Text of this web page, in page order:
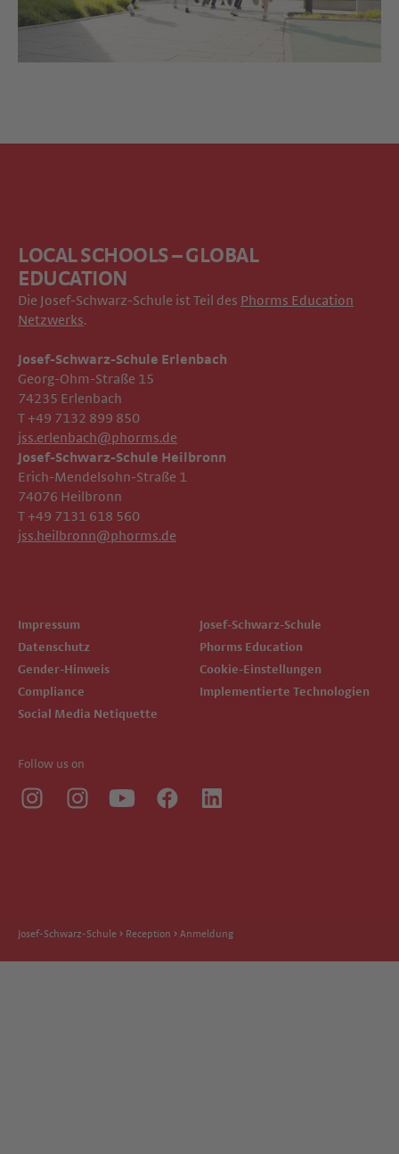
LOCAL SCHOOLS – GLOBAL
EDUCATION
Die Josef-Schwarz-Schule ist Teil des Phorms Education
Netzwerks.
Josef-Schwarz-Schule Erlenbach
Georg-Ohm-Straße 15
74235 Erlenbach
T +49 7132 899 850
jss.erlenbach@phorms.de
Impressum
Datenschutz
Gender-Hinweis
Compliance
Social Media Netiquette
Josef-Schwarz-Schule
Phorms Education
Cookie-Einstellungen
Implementierte Technologien
Josef-Schwarz-Schule Heilbronn
Erich-Mendelsohn-Straße 1
74076 Heilbronn
T +49 7131 618 560
jss.heilbronn@phorms.de
Follow us on
Josef-Schwarz-Schule Reception Anmeldung